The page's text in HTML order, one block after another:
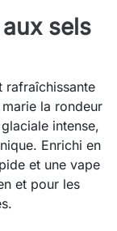
sels
rafraîchissante
la rondeur
intense,
Enrichi en
et une vape
et pour les